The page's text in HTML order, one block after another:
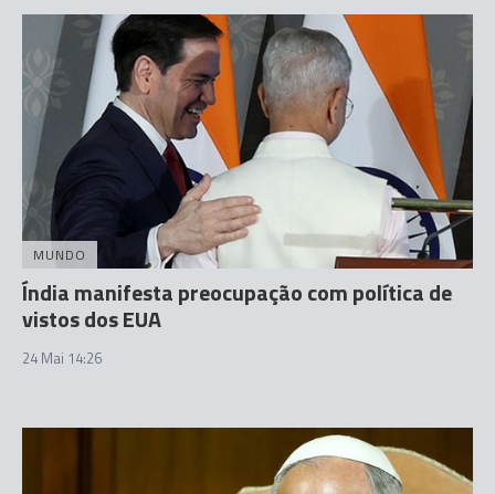
MUNDO
Índia manifesta preocupação com política de
vistos dos EUA
24 Mai 14:26